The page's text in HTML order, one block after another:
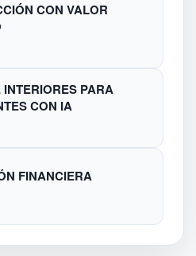
CON VALOR
PARA
CON IA
FINANCIERA